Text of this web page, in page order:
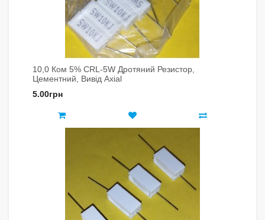
10,0 Ком 5% CRL-5W Дротяний Резистор,
Цементний, Вивід Axial
5.00грн